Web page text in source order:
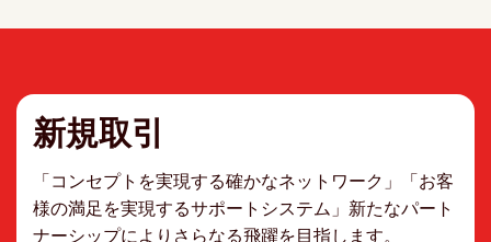
新規取引
「コンセプトを実現する確かなネットワーク」「お客
様の満足を実現するサポートシステム」新たなパート
ナーシップによりさらなる飛躍を目指します。